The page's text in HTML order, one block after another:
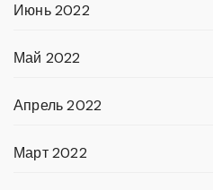
Июнь 2022
Май 2022
Апрель 2022
Март 2022